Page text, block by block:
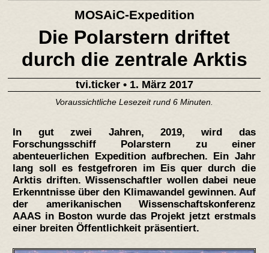
MOSAiC-Expedition
Die Polarstern driftet
durch die zentrale Arktis
tvi.ticker• 1. März 2017
Voraussichtliche Lesezeit rund 6 Minuten.
In gut zwei Jahren, 2019, wird das
Forschungsschiff Polarstern zu einer
abenteuerlichen Expedition aufbrechen. Ein Jahr
lang soll es festgefroren im Eis quer durch die
Arktis driften. Wissenschaftler wollen dabei neue
Erkenntnisse über den Klimawandel gewinnen. Auf
der amerikanischen Wissenschaftskonferenz
AAAS in Boston wurde das Projekt jetzt erstmals
einer breiten Öffentlichkeit präsentiert.